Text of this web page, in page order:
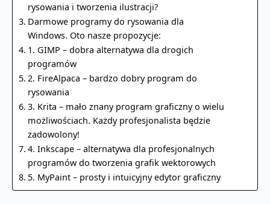
rysowania i tworzenia ilustracji?
Darmowe programy do rysowania dla
Windows. Oto nasze propozycje:
1. GIMP – dobra alternatywa dla drogich
programów
2. FireAlpaca – bardzo dobry program do
rysowania
3. Krita – mało znany program graficzny o wielu
możliwościach. Każdy profesjonalista będzie
zadowolony!
4. Inkscape – alternatywa dla profesjonalnych
programów do tworzenia grafik wektorowych
5. MyPaint – prosty i intuicyjny edytor graficzny